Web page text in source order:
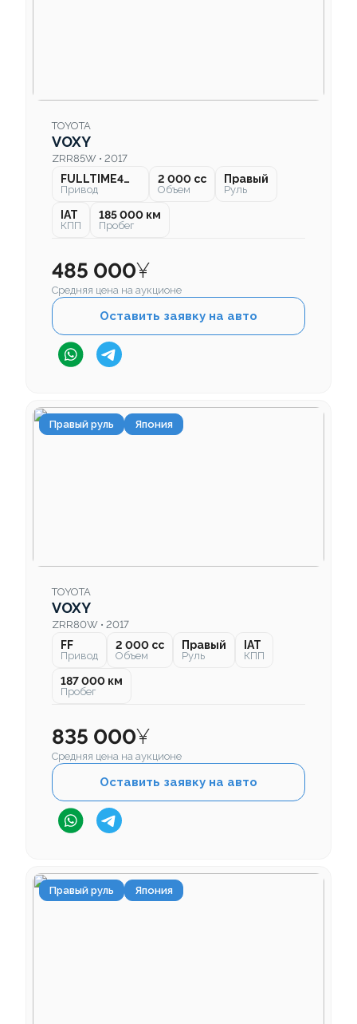
TOYOTA
VOXY
ZRR85W • 2017
FULLTIME4WD
Привод
2 000 cc
Объем
Правый
Руль
IAT
КПП
185 000 км
Пробег
485 000¥
Средняя цена на аукционе
Оставить заявку на авто
Правый руль Япония
TOYOTA
VOXY
ZRR80W • 2017
FF
Привод
2 000 cc
Объем
Правый
Руль
IAT
КПП
187 000 км
Пробег
835 000¥
Средняя цена на аукционе
Оставить заявку на авто
Правый руль Япония